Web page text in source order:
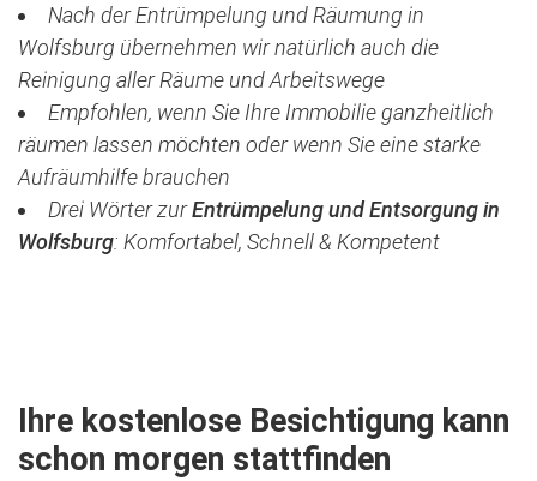
Nach der Entrümpelung und Räumung in
Wolfsburg übernehmen wir natürlich auch die
Reinigung aller Räume und Arbeitswege
Empfohlen, wenn Sie Ihre Immobilie ganzheitlich
räumen lassen möchten oder wenn Sie eine starke
Aufräumhilfe brauchen
Drei Wörter zurEntrümpelung und Entsorgung in
Wolfsburg: Komfortabel, Schnell & Kompetent
Ihre kostenlose Besichtigung kann
schon morgen stattfinden